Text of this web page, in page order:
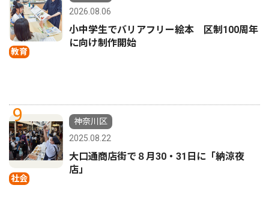
教育
2026.08.06
小中学生でバリアフリー絵本 区制100周年
に向け制作開始
9
社会
神奈川区
2025.08.22
大口通商店街で８月30・31日に「納涼夜
店」